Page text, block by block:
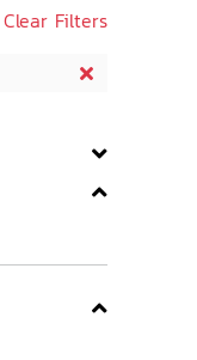
Clear Filters